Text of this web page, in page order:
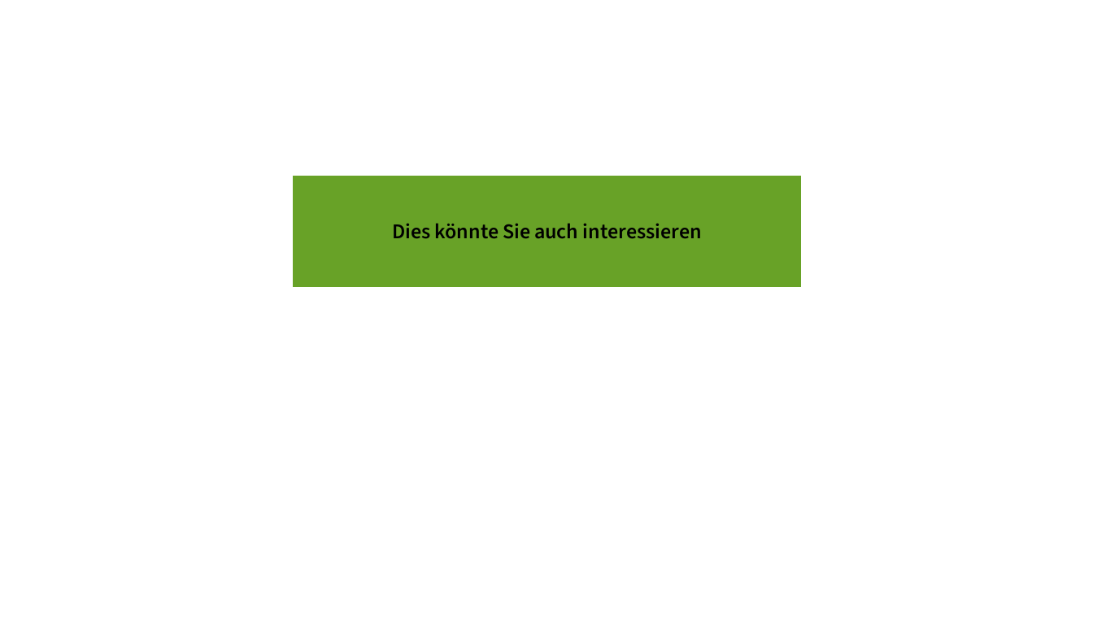
Dies könnte Sie auch interessieren